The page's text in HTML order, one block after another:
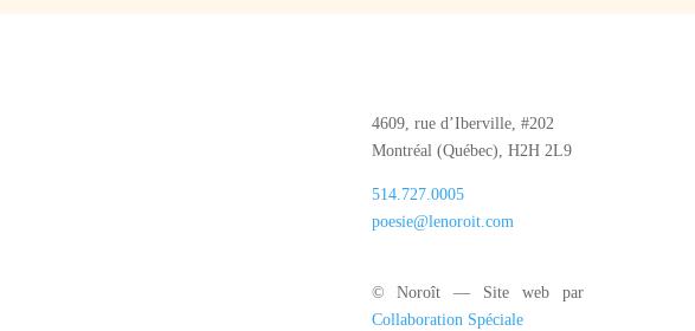
4609, rue d’Iberville, #202
Montréal (Québec), H2H 2L9
514.727.0005
poesie@lenoroit.com
© Noroît — Site web par
Collaboration Spéciale